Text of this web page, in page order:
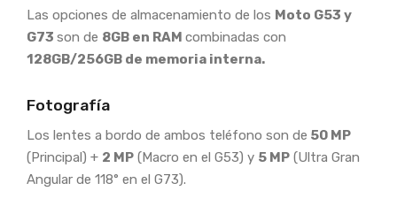
Las opciones de almacenamiento de los Moto G53 y
G73 son de 8GB en RAM combinadas con
128GB/256GB de memoria interna.
Fotografía
Los lentes a bordo de ambos teléfono son de 50 MP
(Principal) + 2 MP (Macro en el G53) y 5 MP (Ultra Gran
Angular de 118° en el G73).